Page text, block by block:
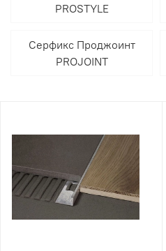
PROSTYLE
Серфикс Проджоинт
PROJOINT